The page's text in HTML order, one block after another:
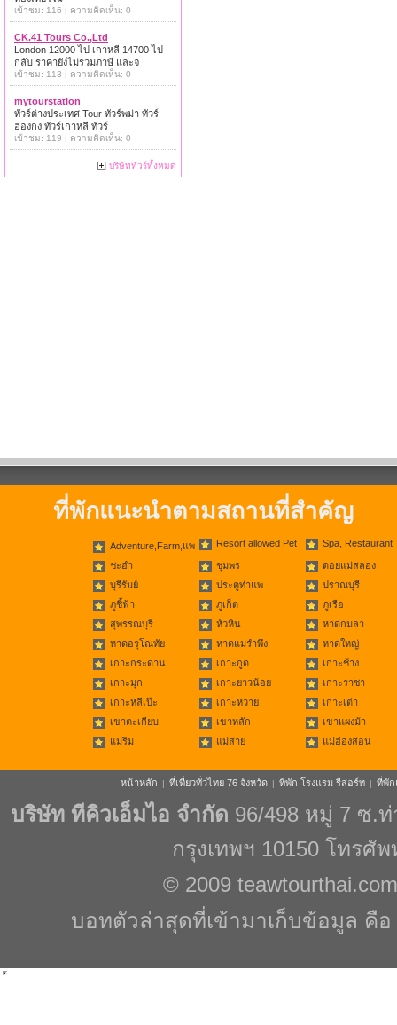
เข้าชม: 116 | ความคิดเห็น: 0
CK.41 Tours Co.,Ltd
London 12000 ไป เกาหลี 14700 ไป
กลับ ราคายังไม่รวมภาษี และจ
เข้าชม: 113 | ความคิดเห็น: 0
mytourstation
ทัวร์ต่างประเทศ Tour ทัวร์พม่า ทัวร์
ฮ่องกง ทัวร์เกาหลี ทัวร์
เข้าชม: 119 | ความคิดเห็น: 0
บริษัททัวร์ทั้งหมด
ที่พักแนะนำตามสถานที่สำคัญ
Adventure,Farm,แพ Resort allowed Pet Spa, Restaurant
ชะอำ ชุมพร
ดอยแม่สลอง
บุรีรัมย์
ประตูท่าแพ
ปราณบุรี
ภูชี้ฟ้า
ภูเก็ต
ภูเรือ
สุพรรณบุรี
หัวหิน
หาดกมลา
หาดอรุโณทัย
หาดแม่รำพึง
หาดใหญ่
เกาะกระดาน
เกาะกูด
เกาะช้าง
เกาะมุก
เกาะยาวน้อย
เกาะราชา
เกาะหลีเป๊ะ
เกาะหวาย
เกาะเต่า
เขาตะเกียบ
เขาหลัก
เขาแผงม้า
แม่ริม
แม่สาย แม่ฮ่องสอน
หน้าหลัก | ที่เที่ยวทั่วไทย 76 จังหวัด | ที่พัก โรงแรม รีสอร์ท | ที่พัก
บริษัท ทีคิวเอ็มไอ จำกัด 96/498 หมู่ 7 ซ.
กรุงเทพฯ 10150 โทรศั
© 2009 teawtourthai.com
บอทตัวล่าสุดที่เข้ามาเก็บข้อมูล คือ